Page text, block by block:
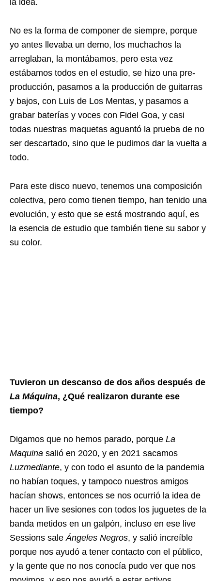
la idea.
No es la forma de componer de siempre, porque
yo antes llevaba un demo, los muchachos la
arreglaban, la montábamos, pero esta vez
estábamos todos en el estudio, se hizo una pre-
producción, pasamos a la producción de guitarras
y bajos, con Luis de Los Mentas, y pasamos a
grabar baterías y voces con Fidel Goa, y casi
todas nuestras maquetas aguantó la prueba de no
ser descartado, sino que le pudimos dar la vuelta a
todo.
Para este disco nuevo, tenemos una composición
colectiva, pero como tienen tiempo, han tenido una
evolución, y esto que se está mostrando aquí, es
la esencia de estudio que también tiene su sabor y
su color.
Tuvieron un descanso de dos años después de
La Máquina, ¿Qué realizaron durante ese
tiempo?
Digamos que no hemos parado, porque La
Maquina salió en 2020, y en 2021 sacamos
Luzmediante, y con todo el asunto de la pandemia
no habían toques, y tampoco nuestros amigos
hacían shows, entonces se nos ocurrió la idea de
hacer un live sesiones con todos los juguetes de la
banda metidos en un galpón, incluso en ese live
Sessions sale Ángeles Negros, y salió increíble
porque nos ayudó a tener contacto con el público,
y la gente que no nos conocía pudo ver que nos